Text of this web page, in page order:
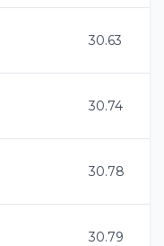
30.63
30.74
30.78
30.79